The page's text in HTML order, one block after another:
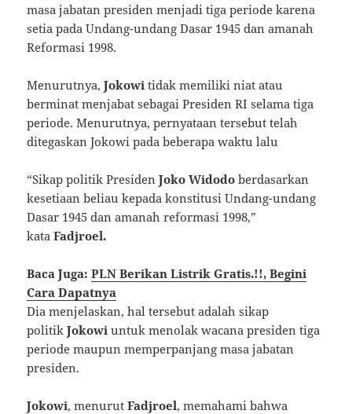
masa jabatan presiden menjadi tiga periode karena
setia pada Undang-undang Dasar 1945 dan amanah
Reformasi 1998.
Menurutnya,Jokowitidak memiliki niat atau
berminat menjabat sebagai Presiden RI selama tiga
periode. Menurutnya, pernyataan tersebut telah
ditegaskan Jokowi pada beberapa waktu lalu
“Sikap politik PresidenJoko Widodo berdasarkan
kesetiaan beliau kepada konstitusi Undang-undang
Dasar 1945 dan amanah reformasi 1998,”
kataFadjroel.
Baca Juga:PLN Berikan Listrik Gratis.!!, Begini
Cara Dapatnya
Dia menjelaskan, hal tersebut adalah sikap
politikJokowi untuk menolak wacana presiden tiga
periode maupun memperpanjang masa jabatan
presiden.
Jokowi, menurutFadjroel, memahami bahwa